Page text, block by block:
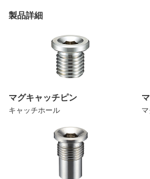
製品詳細
マグキャッチピン
キャッチホール